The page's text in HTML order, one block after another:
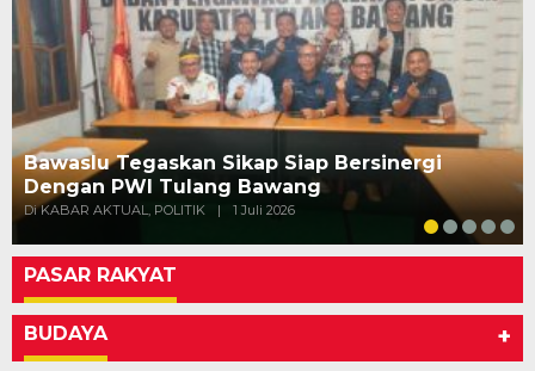
Bawaslu Tegaskan Sikap Siap Bersinergi
Dengan PWI Tulang Bawang
Di KABAR AKTUAL, POLITIK | 1 Juli 2026
PASAR RAKYAT
BUDAYA +